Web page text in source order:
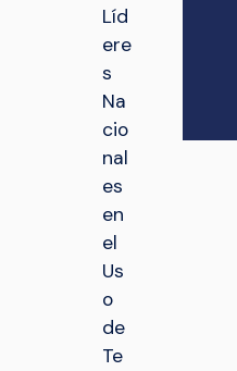
Líd
ere
s
Na
cio
nal
es
en
el
Us
o
de
Te